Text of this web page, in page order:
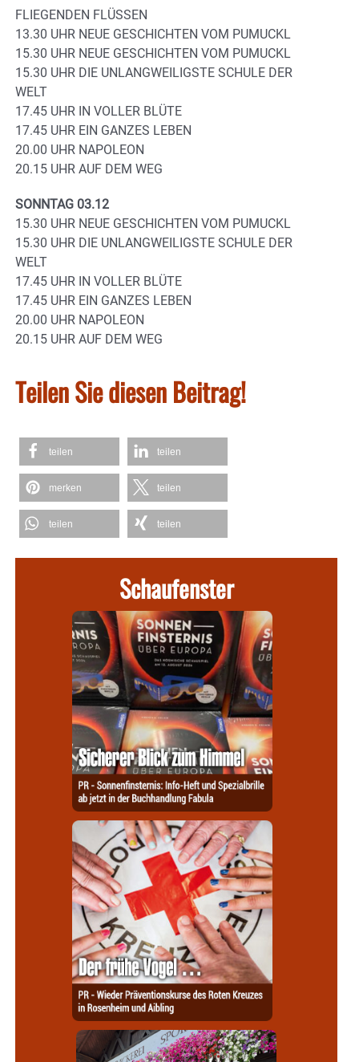
FLIEGENDEN FLÜSSEN
13.30 UHR NEUE GESCHICHTEN VOM PUMUCKL
15.30 UHR NEUE GESCHICHTEN VOM PUMUCKL
15.30 UHR DIE UNLANGWEILIGSTE SCHULE DER
WELT
17.45 UHR IN VOLLER BLÜTE
17.45 UHR EIN GANZES LEBEN
20.00 UHR NAPOLEON
20.15 UHR AUF DEM WEG
SONNTAG 03.12
15.30 UHR NEUE GESCHICHTEN VOM PUMUCKL
15.30 UHR DIE UNLANGWEILIGSTE SCHULE DER
WELT
17.45 UHR IN VOLLER BLÜTE
17.45 UHR EIN GANZES LEBEN
20.00 UHR NAPOLEON
20.15 UHR AUF DEM WEG
Teilen Sie diesen Beitrag!
teilen teilen
merken teilen
teilen teilen
Schaufenster